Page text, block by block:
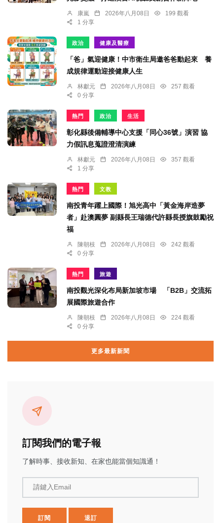
康嵐 2026年八月08日
199 觀看
1 分享
政治 健康及醫療
「爸」氣迎健康！中市衛生局邀爸爸動起來 養
成規律運動迎接健康人生
林獻元 2026年八月08日
257 觀看
0 分享
熱門 政治 生活
彰化縣後備輔導中心支援「同心36號」演習 協
力假訊息蒐證澄清演練
林獻元 2026年八月08日
357 觀看
1 分享
熱門 文教
南投青年躍上國際！旭光高中「黃金海岸造夢
者」赴澳圓夢 副縣長王瑞德代許縣長授旗鼓勵祝
福
陳朝枝 2026年八月08日
242 觀看
0 分享
熱門 旅遊
南投觀光深化布局新加坡市場 「B2B」交流拓
展國際旅遊合作
陳朝枝 2026年八月08日
224 觀看
0 分享
更多最新新聞
訂閱我們的電子報
了解時事、接收新知、在家也能當個知識通！
請鍵入Email
訂閱 退訂